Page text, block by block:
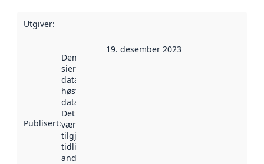
Utgiver:
Publisert:
Denne datoen
sier når
datasettet ble
høstet av
data.norge.no.
Det kan ha
vært
tilgjengelig
tidligere
andre steder.
19. desember 2023